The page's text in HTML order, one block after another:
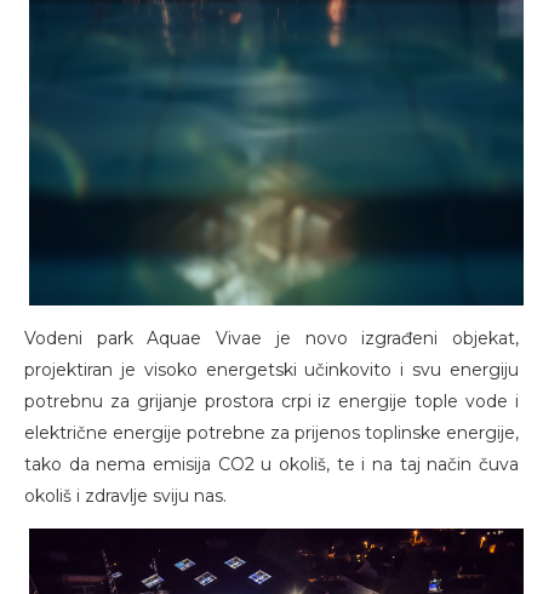
Vodeni park Aquae Vivae je novo izgrađeni objekat,
projektiran je visoko energetski učinkovito i svu energiju
potrebnu za grijanje prostora crpi iz energije tople vode i
električne energije potrebne za prijenos toplinske energije,
tako da nema emisija CO2 u okoliš, te i na taj način čuva
okoliš i zdravlje sviju nas.